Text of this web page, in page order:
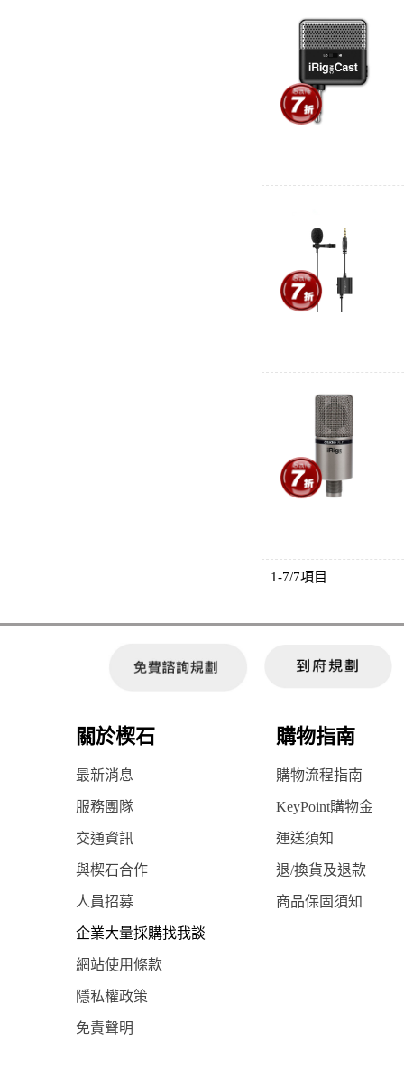
1-7/7項目
關於楔石 購物指南
最新消息 購物流程指南
服務團隊 KeyPoint購物金
交通資訊 運送須知
與楔石合作 退/換貨及退款
人員招募 商品保固須知
企業大量採購找我談
網站使用條款
隱私權政策
免責聲明